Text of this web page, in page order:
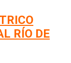
RÍO DE